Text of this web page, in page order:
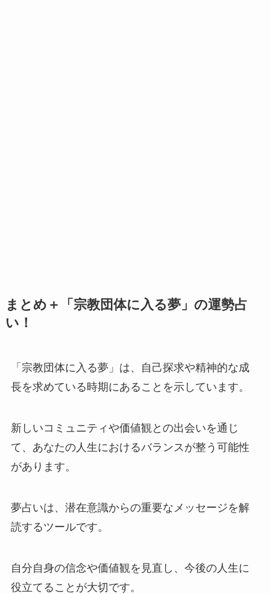
まとめ＋「宗教団体に入る夢」の運勢占
い！
「宗教団体に入る夢」は、自己探求や精神的な成
長を求めている時期にあることを示しています。
新しいコミュニティや価値観との出会いを通じ
て、あなたの人生におけるバランスが整う可能性
があります。
夢占いは、潜在意識からの重要なメッセージを解
読するツールです。
自分自身の信念や価値観を見直し、今後の人生に
役立てることが大切です。